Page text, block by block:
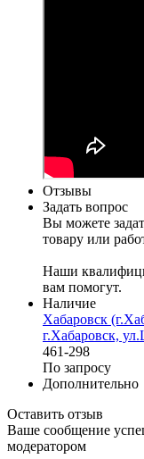
Отзывы
Задать вопрос
Вы можете
товару или
Наши
вам помогут.
Наличие
Хабаровск
г.Хабаровск,
461-298
По запросу
Дополнительно
Оставить отзыв
Ваше сообщение
модератором